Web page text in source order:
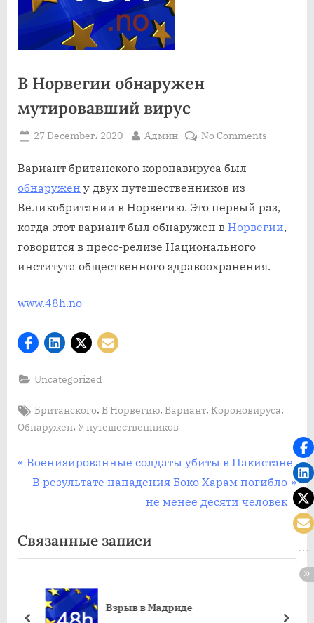
В Норвегии обнаружен
мутировавший вирус
Posted
27 December، 2020 By
Админ No Commentson
вирус
Вариант британского коронавируса был
обнаружен у двух путешественников из
Великобритании в Норвегию. Это первый раз,
когда этот вариант был обнаружен в Норвегии,
говорится в пресс-релизе Национального
института общественного здравоохранения.
www.48h.no
Uncategorized
Tags:
Британского,В Норвегию,Вариант,Короновируса,
Обнаружен, У путешественников
Post
navigation
П
ы
д
а
Военизированные солдаты убиты в Пакистане
С
д
у
В результате нападения Боко Харам погибло
не менее десяти человек
Связанные записи
Взрыв в Мадриде